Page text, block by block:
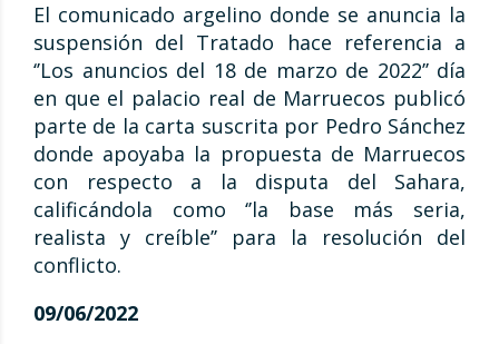
El comunicado argelino donde se anuncia la
suspensión del Tratado hace referencia a
‘’Los anuncios del 18 de marzo de 2022’’ día
en que el palacio real de Marruecos publicó
parte de la carta suscrita por Pedro Sánchez
donde apoyaba la propuesta de Marruecos
con respecto a la disputa del Sahara,
calificándola como ‘’la base más seria,
realista y creíble’’ para la resolución del
conflicto.
09/06/2022